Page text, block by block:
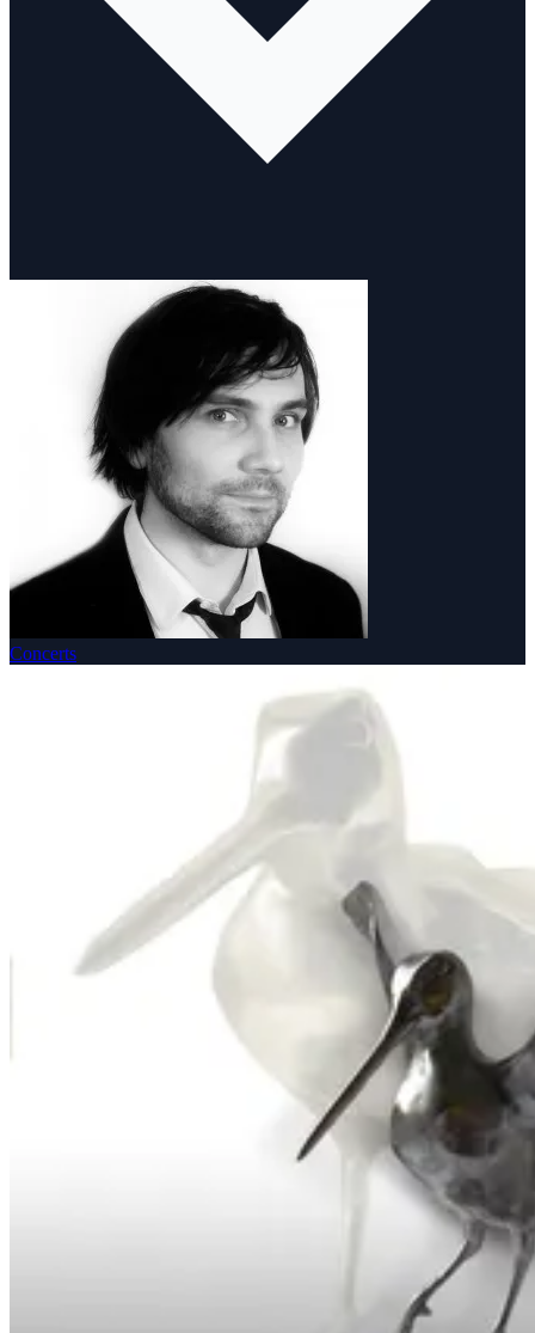
Concerts